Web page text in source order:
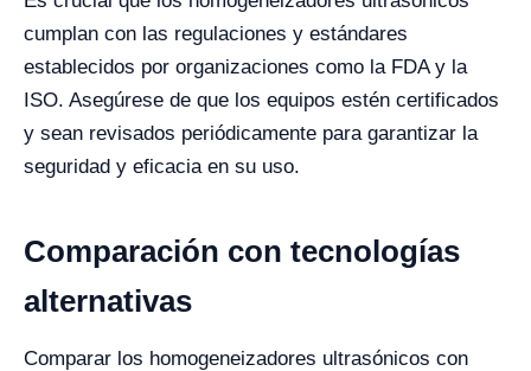
cumplan con las regulaciones y estándares
establecidos por organizaciones como la FDA y la
ISO. Asegúrese de que los equipos estén certificados
y sean revisados periódicamente para garantizar la
seguridad y eficacia en su uso.
Comparación con tecnologías
alternativas
Comparar los homogeneizadores ultrasónicos con